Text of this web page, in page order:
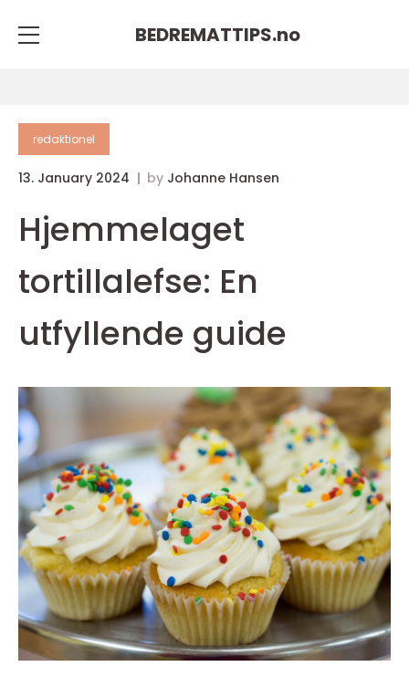
BEDREMATTIPS.no
redaktionel
13. January 2024 by Johanne Hansen
Hjemmelaget
tortillalefse: En
utfyllende guide